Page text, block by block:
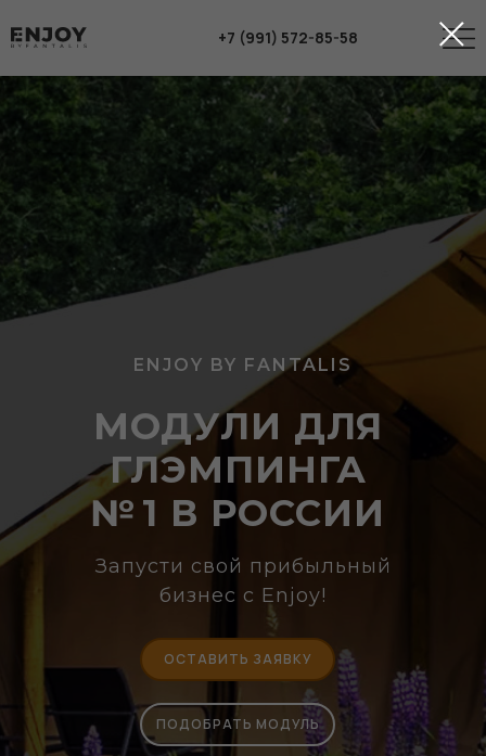
+7 (991) 572-85-58
МОДУЛИ ДЛЯ
ГЛЭМПИНГА
№ 1 В РОССИИ
ENJOY BY FANTALIS
ОСТАВИТЬ ЗАЯВКУ
ПОДОБРАТЬ МОДУЛЬ
Запусти свой прибыльный
бизнес с Enjoy!